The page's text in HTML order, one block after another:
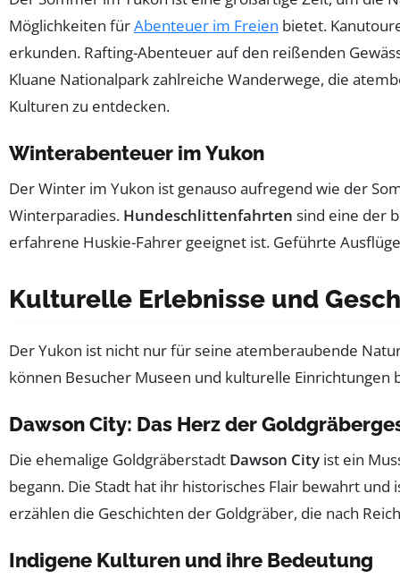
Möglichkeiten fürAbenteuer im Freien bietet.
erkunden. Rafting-Abenteuer auf den reißenden
Kluane Nationalpark zahlreiche Wanderwege, die
Kulturen zu entdecken.
Winterabenteuer im Yukon
Der Winter im Yukon ist genauso aufregend wie der
Winterparadies. Hundeschlittenfahrten sind eine der
erfahrene Huskie-Fahrer geeignet ist. Geführte
Kulturelle Erlebnisse und
Der Yukon ist nicht nur für seine atemberaubende
können Besucher Museen und kulturelle
Dawson City: Das Herz der
Die ehemalige Goldgräberstadt Dawson City ist ein
begann. Die Stadt hat ihr historisches Flair bewahrt
erzählen die Geschichten der Goldgräber, die nach
Indigene Kulturen und ihre Bedeutung